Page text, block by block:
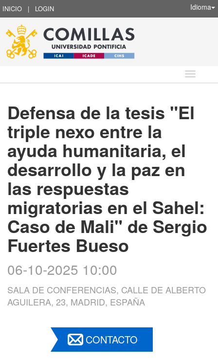
INICIO | LOGIN Idioma
Idioma
Defensa de la tesis "El
triple nexo entre la
ayuda humanitaria, el
desarrollo y la paz en
las respuestas
migratorias en el Sahel:
Caso de Mali" de Sergio
Fuertes Bueso
06-10-2025 10:00
SALA DE CONFERENCIAS, CALLE DE ALBERTO
AGUILERA, 23, MADRID, ESPAÑA
CONTACTO